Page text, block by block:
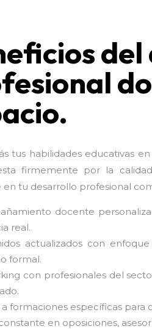
tus habilidades educativas
firmemente por la
en tu desarrollo profesional
docente
real.
actualizados con
formal.
con profesionales del
formaciones específicas
en oposiciones,